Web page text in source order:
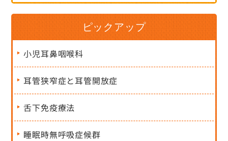
ピックアップ
小児耳鼻咽喉科
耳管狭窄症と耳管開放症
舌下免疫療法
睡眠時無呼吸症候群